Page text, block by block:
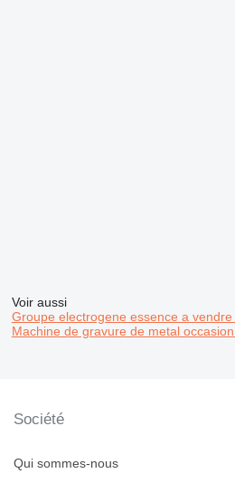
Voir aussi
Groupe electrogene essence a vendre
Machine de gravure de metal occasion
Société
Qui sommes-nous